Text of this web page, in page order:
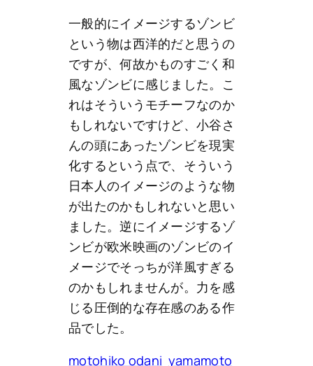
一般的にイメージするゾンビ
という物は西洋的だと思うの
ですが、何故かものすごく和
風なゾンビに感じました。こ
れはそういうモチーフなのか
もしれないですけど、小谷さ
んの頭にあったゾンビを現実
化するという点で、そういう
日本人のイメージのような物
が出たのかもしれないと思い
ました。逆にイメージするゾ
ンビが欧米映画のゾンビのイ
メージでそっちが洋風すぎる
のかもしれませんが。力を感
じる圧倒的な存在感のある作
品でした。
motohiko odani yamamoto